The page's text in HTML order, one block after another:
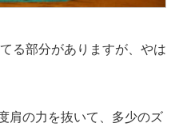
る部分がありますが、やは
肩の力を抜いて、多少のズ